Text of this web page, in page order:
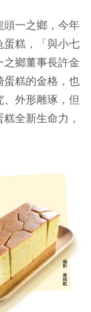
頭一之鄉，今年
蛋糕，「與小七
鄉董事長許金
蛋糕的金格，也
外形雕琢，但
全新生命力，